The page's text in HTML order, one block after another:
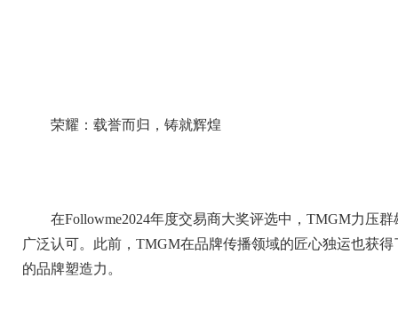
荣耀：载誉而归，铸就辉煌
在Followme2024年度交易商大奖评选中，TMGM力压
广泛认可。此前，TMGM在品牌传播领域的匠心独运也获
的品牌塑造力。